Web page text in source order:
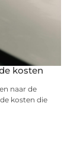
kosten
naar de
kosten die